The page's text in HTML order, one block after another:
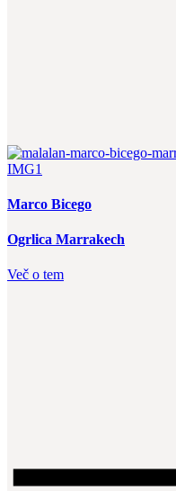
Marco Bicego
Ogrlica Marrakech
Več o tem